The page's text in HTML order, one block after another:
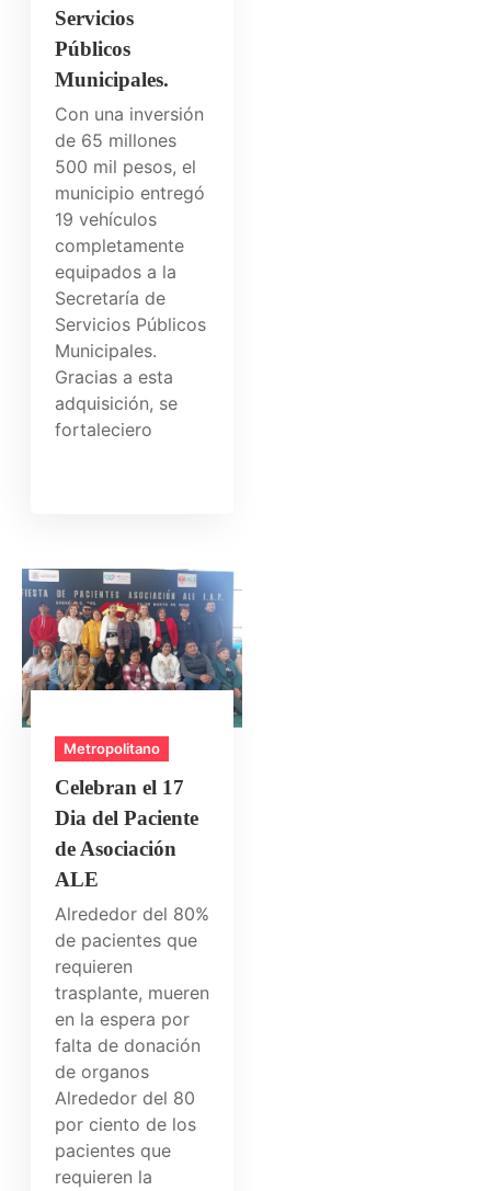
Servicios
Públicos
Municipales.
Con una inversión
de 65 millones
500 mil pesos, el
municipio entregó
19 vehículos
completamente
equipados a la
Secretaría de
Servicios Públicos
Municipales.
Gracias a esta
adquisición, se
fortaleciero
Metropolitano
Celebran el 17
Dia del Paciente
de Asociación
ALE
Alrededor del 80%
de pacientes que
requieren
trasplante, mueren
en la espera por
falta de donación
de organos
Alrededor del 80
por ciento de los
pacientes que
requieren la